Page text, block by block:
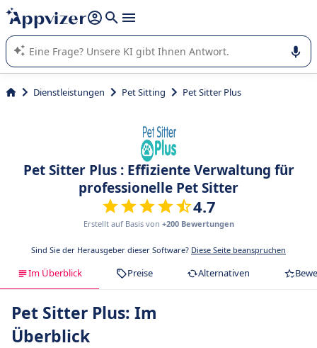
beantworten (mehrere Zeilen mit
Die KI von Appvizer führt Sie bei der Nutzung oder Auswahl
von SaaS-Software in Unternehmen.
Dienstleistungen Pet Sitting Pet Sitter Plus
Pet Sitter Plus : Effiziente Verwaltung für
professionelle Pet Sitter
4.7
Erstellt auf Basis von +200 Bewertungen
Sind Sie der Herausgeber dieser Software? Diese Seite beanspruchen
Im Überblick Preise Alternativen
Pet Sitter Plus: Im
Überblick